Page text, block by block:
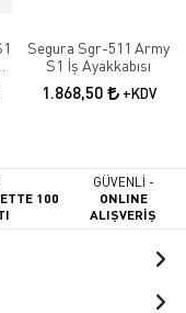
Segura Sgr-511 Army
S1 İş Ayakkabısı
1.868,50 +KDV
100
GÜVENLİ -
ONLINE
ALIŞVERİŞ